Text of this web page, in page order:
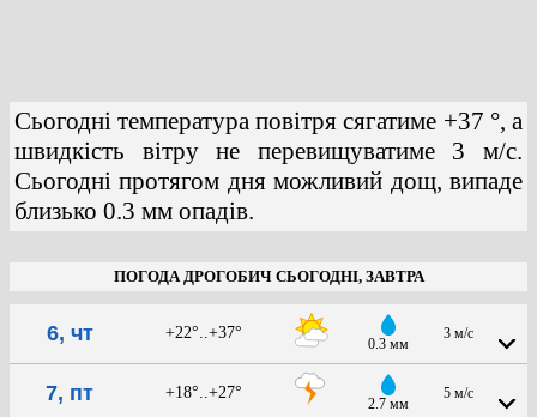
Сьогодні температура повітря сягатиме +37 °, а
швидкість вітру не перевищуватиме 3 м/с.
Сьогодні протягом дня можливий дощ, випаде
близько 0.3 мм опадів.
ПОГОДА ДРОГОБИЧ СЬОГОДНІ, ЗАВТРА
6, чт +22°..+37°
0.3 мм
3 м/с
7, пт +18°..+27°
2.7 мм
5 м/с